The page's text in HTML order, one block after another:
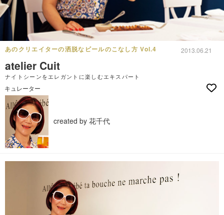
あのクリエイターの洒脱なビールのこなし方 Vol.4 2013.06.21
atelier Cuit
ナイトシーンをエレガントに楽しむエキスパート
キュレーター
created by 花千代